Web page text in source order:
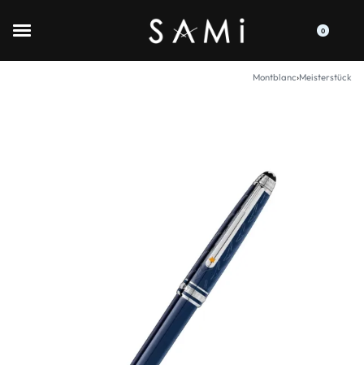
0
Montblanc›Meisterstück